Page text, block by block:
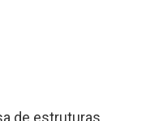
de estruturas